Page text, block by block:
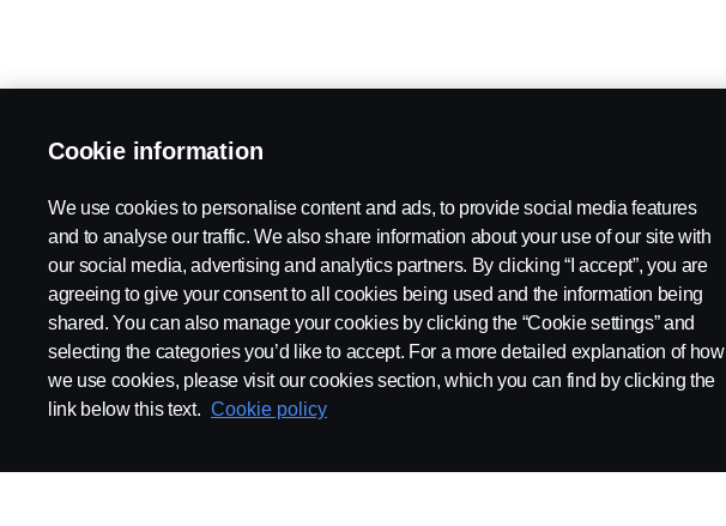
Cookie information
We use cookies to personalise content and ads, to provide social media features
and to analyse our traffic. We also share information about your use of our site with
our social media, advertising and analytics partners. By clicking “I accept”, you are
agreeing to give your consent to all cookies being used and the information being
shared. You can also manage your cookies by clicking the “Cookie settings” and
selecting the categories you’d like to accept. For a more detailed explanation of how
we use cookies, please visit our cookies section, which you can find by clicking the
link below this text. Cookie policy